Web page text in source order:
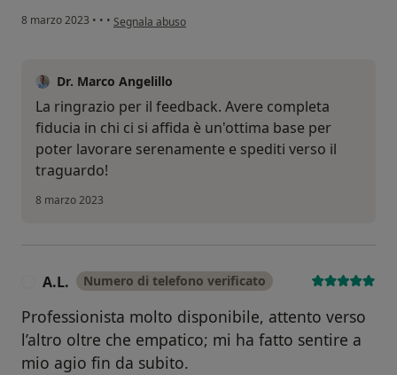
8 marzo 2023 • • • secondo l'opinione dell'utente G
Segnala abuso
Dr. Marco Angelillo
La ringrazio per il feedback. Avere completa
fiducia in chi ci si affida è un'ottima base per
poter lavorare serenamente e spediti verso il
traguardo!
8 marzo 2023
A.L. Numero di telefono verificato
Professionista molto disponibile, attento verso
l’altro oltre che empatico; mi ha fatto sentire a
mio agio fin da subito.